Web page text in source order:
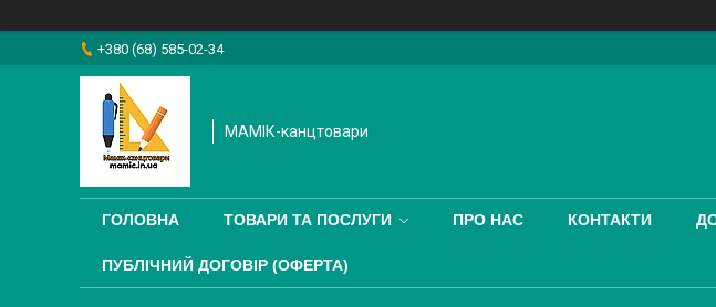
+380 (68) 585-02-34
МАМІК-канцтовари
ГОЛОВНА ТОВАРИ ТА ПОСЛУГИ ПРО НАС КОНТАКТИ
ПУБЛІЧНИЙ ДОГОВІР (ОФЕРТА)